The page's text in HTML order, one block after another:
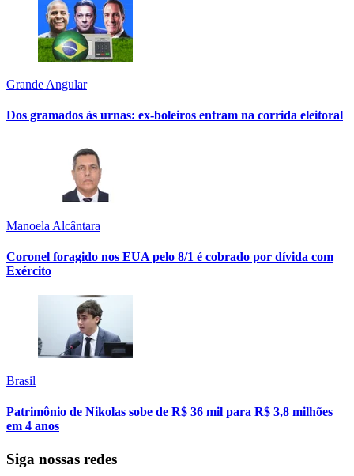
Grande Angular
Dos gramados às urnas: ex-boleiros entram na corrida eleitoral
Manoela Alcântara
Coronel foragido nos EUA pelo 8/1 é cobrado por dívida com
Exército
Brasil
Patrimônio de Nikolas sobe de R$ 36 mil para R$ 3,8 milhões
em 4 anos
Siga nossas redes